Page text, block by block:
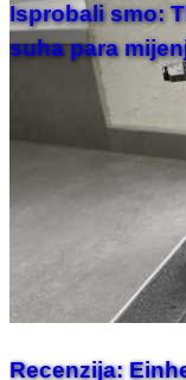
Isprobali smo:
suha para
Recenzija: